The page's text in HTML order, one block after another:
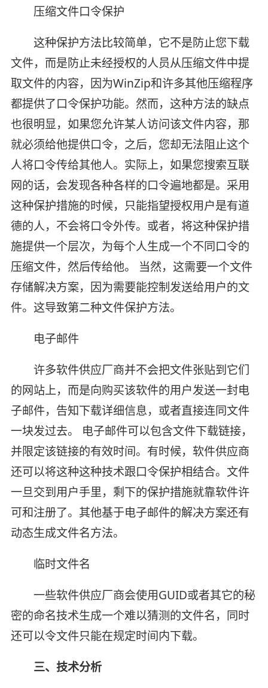
压缩文件口令保护
这种保护方法比较简单，它不是防止您下载
文件，而是防止未经授权的人员从压缩文件中提
取文件的内容，因为WinZip和许多其他压缩程序
都提供了口令保护功能。然而，这种方法的缺点
也很明显，如果您允许某人访问该文件内容，那
就必须给他提供口令，之后，您却无法阻止这个
人将口令传给其他人。实际上，如果您搜索互联
网的话，会发现各种各样的口令遍地都是。采用
这种保护措施的时候，只能指望授权用户是有道
德的人，不会将口令外传。或者，将这种保护措
施提供一个层次，为每个人生成一个不同口令的
压缩文件，然后传给他。 当然，这需要一个文件
存储解决方案，因为需要能控制发送给用户的文
件。这导致第二种文件保护方法。
电子邮件
许多软件供应厂商并不会把文件张贴到它们
的网站上，而是向购买该软件的用户发送一封电
子邮件，告知下载详细信息，或者直接连同文件
一块发过去。 电子邮件可以包含文件下载链接，
并限定该链接的有效时间。有时候，软件供应商
还可以将这种这种技术跟口令保护相结合。文件
一旦交到用户手里，剩下的保护措施就靠软件许
可和注册了。其他基于电子邮件的解决方案还有
动态生成文件名方法。
临时文件名
一些软件供应厂商会使用GUID或者其它的秘
密的命名技术生成一个难以猜测的文件名，同时
还可以令文件只能在规定时间内下载。
三、技术分析